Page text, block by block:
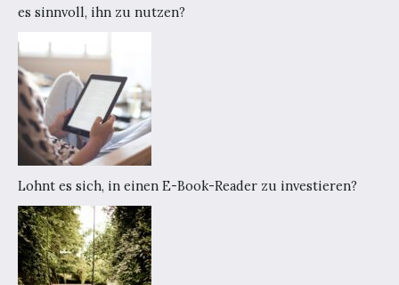
es sinnvoll, ihn zu nutzen?
Lohnt es sich, in einen E-Book-Reader zu investieren?